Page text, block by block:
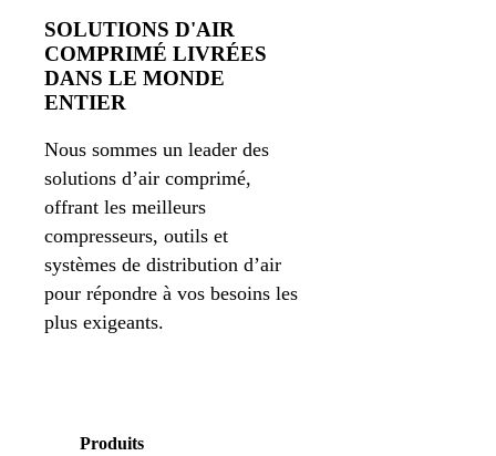
SOLUTIONS D'AIR
COMPRIMÉ LIVRÉES
DANS LE MONDE
ENTIER
Nous sommes un leader des
solutions d’air comprimé,
offrant les meilleurs
compresseurs, outils et
systèmes de distribution d’air
pour répondre à vos besoins les
plus exigeants.
Produits